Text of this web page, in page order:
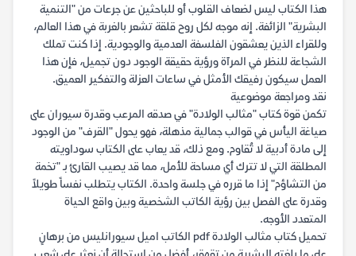
هذا الكتاب ليس لضعاف القلوب أو للباحثين عن جرعات من "التنمية
البشرية" الزائفة. إنه موجه لكل روح قلقة تشعر بالغربة في هذا العالم،
وللقراء الذين يعشقون الفلسفة العدمية والوجودية. إذا كنت تملك
الشجاعة للنظر في المرآة ورؤية حقيقة الوجود دون تجميل، فإن هذا
العمل سيكون رفيقك الأمثل في ساعات العزلة والتفكير العميق.
نقد ومراجعة موضوعية
تكمن قوة كتاب "مثالب الولادة" في صدقه المرعب وقدرة سيوران على
صياغة اليأس في قوالب جمالية مذهلة، فهو يحول "القرف" من الوجود
إلى مادة أدبية لا تُقاوم. ومع ذلك، قد يعاب على الكتاب سوداويته
المطلقة التي لا تترك أي مساحة للأمل، مما قد يصيب القارئ بـ "تخمة
من التشاؤم" إذا ما قرره في جلسة واحدة. الكتاب يتطلب نفساً طويلاً
وقدرة على الفصل بين رؤية الكاتب الشخصية وبين واقع الحياة
المتعدد الأوجه.
تحميل كتاب مثالب الولادة pdf الكاتب اميل سيورانليس من برهانٍ